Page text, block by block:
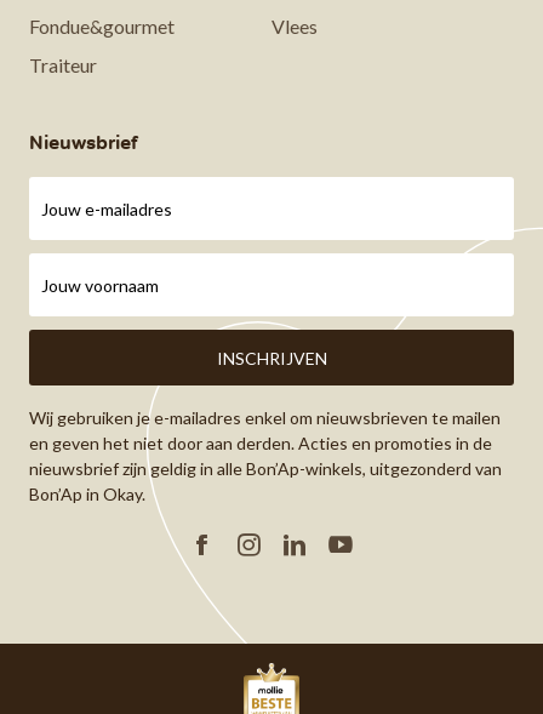
Fondue&gourmet
Vlees
Traiteur
Nieuwsbrief
Wij gebruiken je e-mailadres enkel om nieuwsbrieven te mailen
en geven het niet door aan derden. Acties en promoties in de
nieuwsbrief zijn geldig in alle Bon’Ap-winkels, uitgezonderd van
Bon’Ap in Okay.
FacebookInstagram
Linkedin